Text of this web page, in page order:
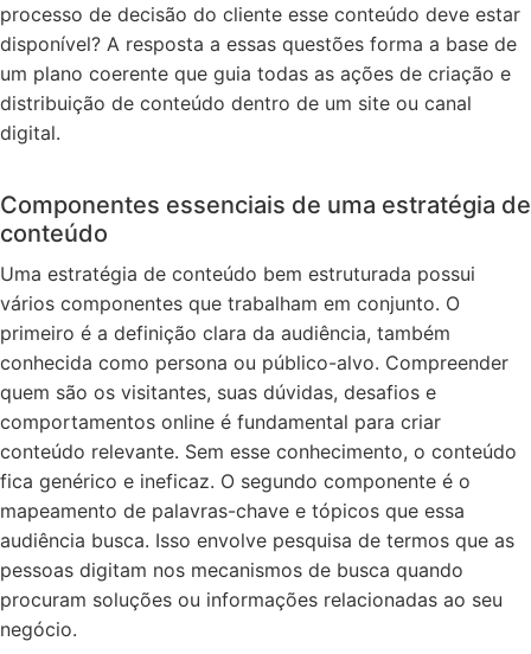
processo de decisão do cliente esse conteúdo deve estar
disponível? A resposta a essas questões forma a base de
um plano coerente que guia todas as ações de criação e
distribuição de conteúdo dentro de um site ou canal
digital.
Componentes essenciais de uma estratégia de
conteúdo
Uma estratégia de conteúdo bem estruturada possui
vários componentes que trabalham em conjunto. O
primeiro é a definição clara da audiência, também
conhecida como persona ou público-alvo. Compreender
quem são os visitantes, suas dúvidas, desafios e
comportamentos online é fundamental para criar
conteúdo relevante. Sem esse conhecimento, o conteúdo
fica genérico e ineficaz. O segundo componente é o
mapeamento de palavras-chave e tópicos que essa
audiência busca. Isso envolve pesquisa de termos que as
pessoas digitam nos mecanismos de busca quando
procuram soluções ou informações relacionadas ao seu
negócio.